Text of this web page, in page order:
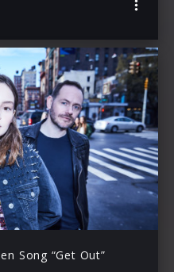
Song “Get Out”